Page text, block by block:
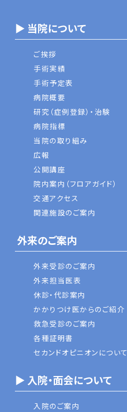
▶ 当院について
ご挨拶
手術実績
手術予定表
病院概要
研究（症例登録）・治験
病院指標
当院の取り組み
広報
公開講座
院内案内（フロアガイド）
交通アクセス
関連施設のご案内
外来のご案内
外来受診のご案内
外来担当医表
休診・代診案内
かかりつけ医からのご紹介
救急受診のご案内
各種証明書
セカンドオピニオンについて
▶ 入院・面会について
入院のご案内